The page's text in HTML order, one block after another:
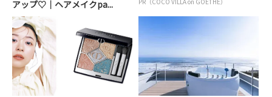
アップ♡｜ヘアメイクpa...